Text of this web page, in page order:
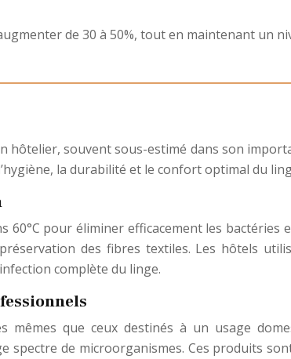
de 30 à 50%, tout en maintenant un
hôtelier, souvent sous-estimé dans son
la durabilité et le confort optimal du
60°C pour éliminer efficacement les
des fibres textiles. Les hôtels
complète du linge.
mêmes que ceux destinés à un usage
spectre de microorganismes. Ces produits